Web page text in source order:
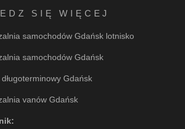
SIĘ WIĘCEJ
samochodów Gdańsk lotnisko
samochodów Gdańsk
Gdańsk
vanów Gdańsk